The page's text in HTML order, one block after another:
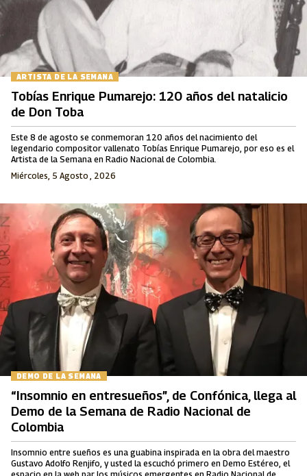
ARTISTA DE LA SEMANA
Tobías Enrique Pumarejo: 120 años del natalicio
de Don Toba
Este 8 de agosto se conmemoran 120 años del nacimiento del
legendario compositor vallenato Tobías Enrique Pumarejo, por eso es el
Artista de la Semana en Radio Nacional de Colombia.
Miércoles, 5 Agosto , 2026
DEMO DE LA SEMANA
“Insomnio en entresueños”, de Confónica, llega al
Demo de la Semana de Radio Nacional de
Colombia
Insomnio entre sueños es una guabina inspirada en la obra del maestro
Gustavo Adolfo Renjifo, y usted la escuchó primero en Demo Estéreo, el